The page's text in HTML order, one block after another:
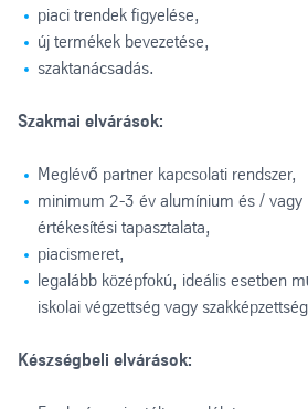
piaci trendek figyelése,
új termékek bevezetése,
szaktanácsadás.
Szakmai elvárások:
Meglévő partner kapcsolati rendszer,
minimum 2-3 év alumínium és / vagy
értékesítési tapasztalata,
piacismeret,
legalább középfokú, ideális esetben
iskolai végzettség vagy
Készségbeli elvárások: